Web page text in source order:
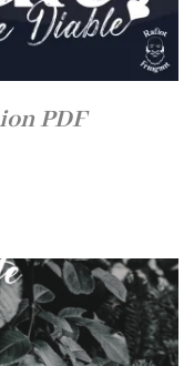
PDF